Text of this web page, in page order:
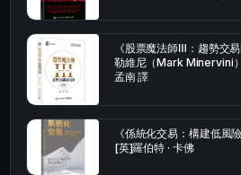
《股票魔法師Ⅲ：趨勢交
勒維尼（Mark Minervini
孟南 譯
《係統化交易：構建低風
[英]羅伯特 · 卡佛